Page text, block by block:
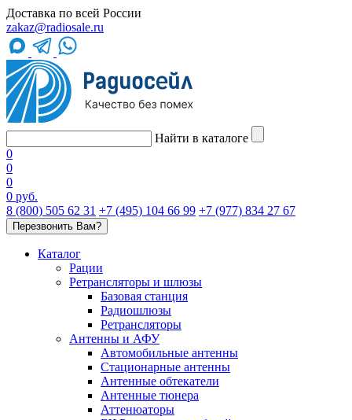
Доставка по всей России
zakaz@radiosale.ru
Найти в каталоге
0
0
0
0 руб.
8 (800) 505 62 31 +7 (495) 104 66 99 +7 (977) 834 27 67
Перезвонить Вам?
Каталог
Рации
Ретрансляторы и шлюзы
Базовая станция
Радиошлюзы
Ретрансляторы
Антенны и АФУ
Автомобильные антенны
Стационарные антенны
Антенные обтекатели
Антенные тюнера
Аттенюаторы